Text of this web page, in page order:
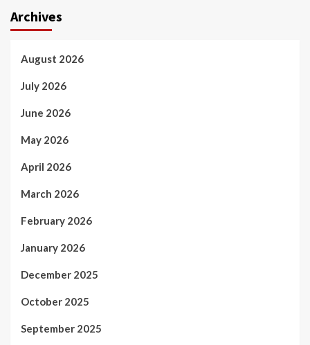
Archives
August 2026
July 2026
June 2026
May 2026
April 2026
March 2026
February 2026
January 2026
December 2025
October 2025
September 2025